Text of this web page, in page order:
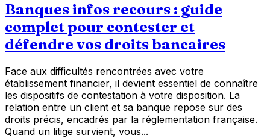
Banques infos recours : guide
complet pour contester et
défendre vos droits bancaires
Face aux difficultés rencontrées avec votre
établissement financier, il devient essentiel de connaître
les dispositifs de contestation à votre disposition. La
relation entre un client et sa banque repose sur des
droits précis, encadrés par la réglementation française.
Quand un litige survient, vous...